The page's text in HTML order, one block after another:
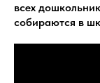
всех
собираются в